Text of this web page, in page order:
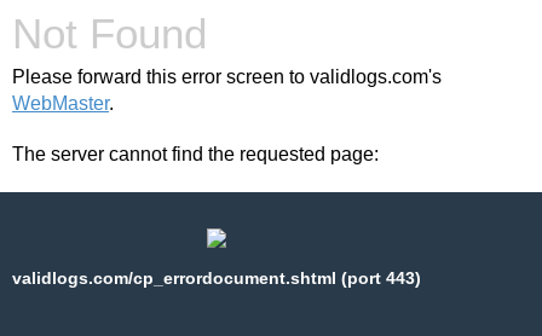
Not Found
Please forward this error screen to validlogs.com's
WebMaster.
The server cannot find the requested page:
validlogs.com/cp_errordocument.shtml (port 443)